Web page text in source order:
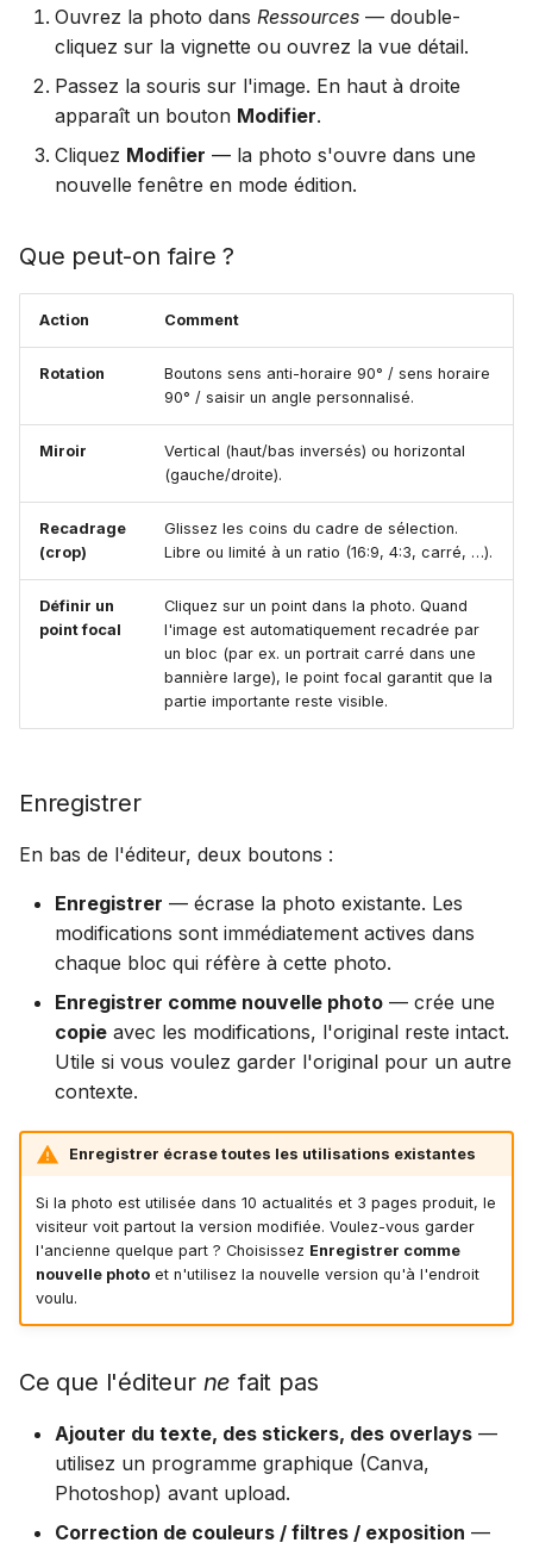
Ouvrez la photo dans Ressources — double-
cliquez sur la vignette ou ouvrez la vue détail.
Passez la souris sur l'image. En haut à droite
apparaît un bouton Modifier.
Cliquez Modifier — la photo s'ouvre dans une
nouvelle fenêtre en mode édition.
Que peut-on faire ?
Action Comment
Rotation
Boutons sens anti-horaire 90° / sens horaire
90° / saisir un angle personnalisé.
Miroir
Vertical (haut/bas inversés) ou horizontal
(gauche/droite).
Recadrage
(crop)
Glissez les coins du cadre de sélection.
Libre ou limité à un ratio (16:9, 4:3, carré, …).
Définir un
point focal
Cliquez sur un point dans la photo. Quand
l'image est automatiquement recadrée par
un bloc (par ex. un portrait carré dans une
bannière large), le point focal garantit que la
partie importante reste visible.
Enregistrer
En bas de l'éditeur, deux boutons :
Enregistrer — écrase la photo existante. Les
modifications sont immédiatement actives dans
chaque bloc qui réfère à cette photo.
Enregistrer comme nouvelle photo — crée une
copie avec les modifications, l'original reste intact.
Utile si vous voulez garder l'original pour un autre
contexte.
Enregistrer écrase toutes les utilisations existantes
Si la photo est utilisée dans 10 actualités et 3 pages produit, le
visiteur voit partout la version modifiée. Voulez-vous garder
l'ancienne quelque part ? Choisissez Enregistrer comme
nouvelle photoet n'utilisez la nouvelle version qu'à l'endroit
voulu.
Ce que l'éditeur ne fait pas
Ajouter du texte, des stickers, des overlays —
utilisez un programme graphique (Canva,
Photoshop) avant upload.
Correction de couleurs / filtres / exposition —